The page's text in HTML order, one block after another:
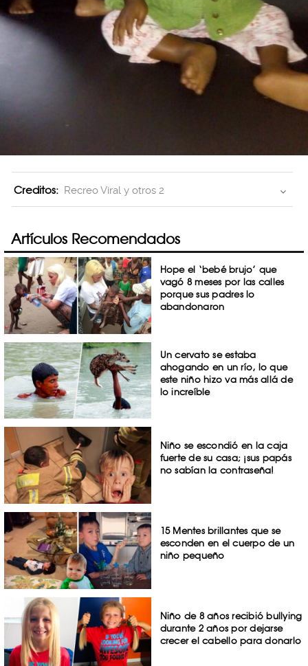
Creditos: Recreo Viral y otros 2
Artículos Recomendados
Hope el ‘bebé brujo’ que
vagó 8 meses por las calles
porque sus padres lo
abandonaron
Un cervato se estaba
ahogando en un río, lo que
este niño hizo va más allá de
lo increíble
Niño se escondió en la caja
fuerte de su casa; ¡sus papás
no sabían la contraseña!
15 Mentes brillantes que se
esconden en el cuerpo de un
niño pequeño
Niño de 8 años recibió bullying
durante 2 años por dejarse
crecer el cabello para donarlo